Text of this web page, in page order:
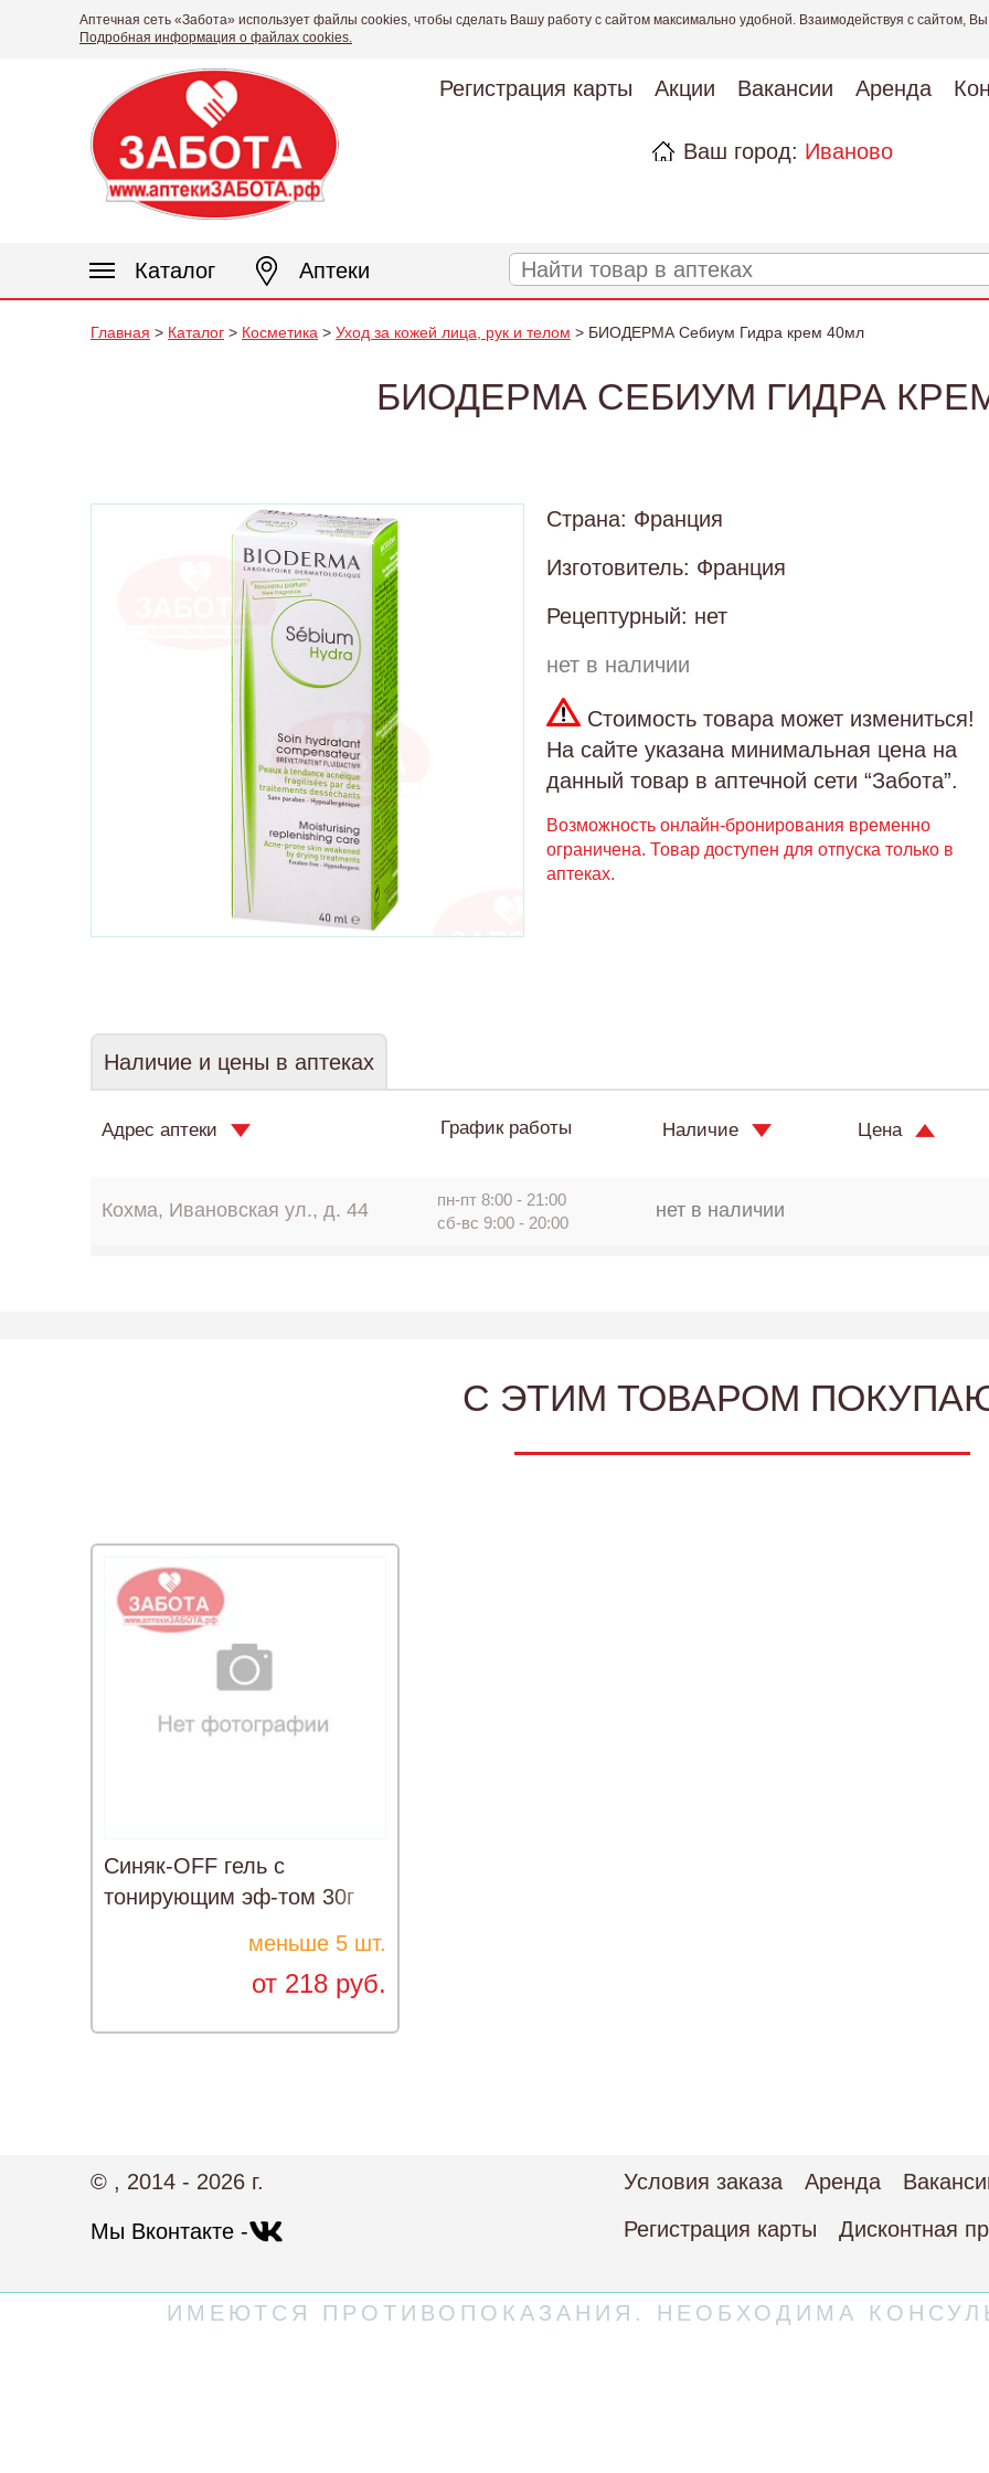
Аптечная сеть «Забота» использует файлы cookies, чтобы сделать Вашу работу с сайтом максимально удобной. Взаимодействуя с сайтом,
Подробная информация о файлах cookies.
Регистрация карты Акции Вакансии Аренда
Ваш город: Иваново
Каталог Аптеки
Главная > Каталог > Косметика > Уход за кожей лица, рук и телом > БИОДЕРМА Себиум Гидра крем 40мл
БИОДЕРМА СЕБИУМ ГИДРА
Страна: Франция
Изготовитель: Франция
Рецептурный: нет
нет в наличии
Стоимость товара может измениться!
На сайте указана минимальная цена на
данный товар в аптечной сети “Забота”.
Возможность онлайн-бронирования временно
ограничена. Товар доступен для отпуска только в
аптеках.
Наличие и цены в аптеках
Адрес аптеки График работы Наличие Цена
Кохма, Ивановская ул., д. 44
пн-пт 8:00 - 21:00
сб-вс 9:00 - 20:00
нет в наличии
C ЭТИМ ТОВАРОМ
Синяк-OFF гель с
тонирующим эф-том 30г
меньше 5 шт.
от 218 руб.
© , 2014 - 2026 г.
Мы Вконтакте -
Условия заказа Аренда
Регистрация карты
Дисконтная
ИМЕЮТСЯ ПРОТИВОПОКАЗАНИЯ. НЕОБХОДИМА